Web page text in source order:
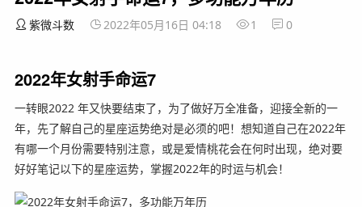
紫微斗数 2022年05月16日 04:18 1 0
2022年女射手命运7
一转眼2022 年又快要结束了，为了做好万全准备，迎接全新的一
年，先了解自己的星座运势绝对是必须的吧！想知道自己在2022年
有哪一个月份需要特别注意，或是爱情桃花会在何时出现，绝对要
好好笔记以下的星座运势，掌握2022年的时运与机会！